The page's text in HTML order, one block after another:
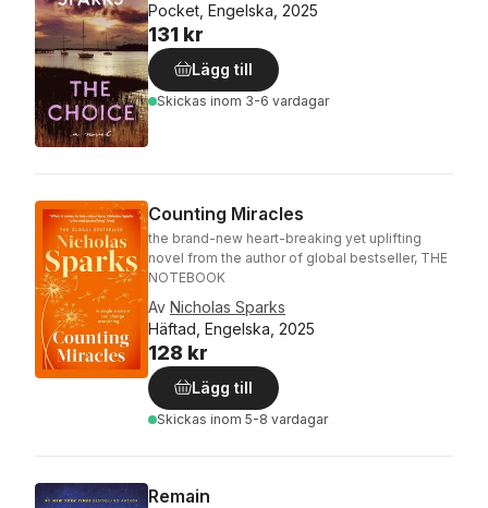
Pocket, Engelska, 2025
131 kr
Lägg till
Skickas inom 3-6 vardagar
Counting Miracles
the brand-new heart-breaking yet uplifting
novel from the author of global bestseller, THE
NOTEBOOK
Av Nicholas Sparks
Häftad, Engelska, 2025
128 kr
Lägg till
Skickas inom 5-8 vardagar
Remain